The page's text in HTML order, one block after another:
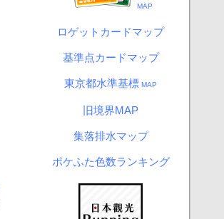
MAP
ロゲットカードマップ
基準点カードマップ
東京都水準基標 MAP
旧境界MAP
集落排水マップ
ポケふた色数ランキング